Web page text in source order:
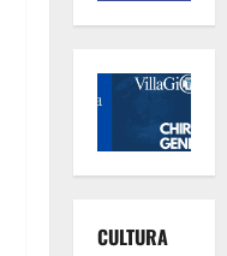
CULTURA